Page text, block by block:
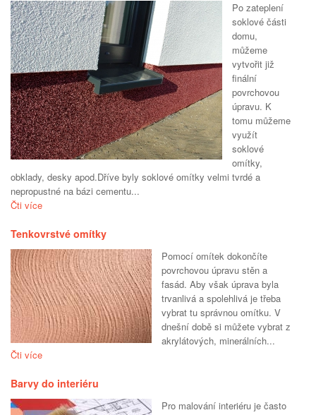
Po zateplení
soklové části
domu,
můžeme
vytvořit již
finální
povrchovou
úpravu. K
tomu můžeme
využít
soklové
omítky,
obklady, desky apod.Dříve byly soklové omítky velmi tvrdé a
nepropustné na bázi cementu...
Čti více
Tenkovrstvé omítky
Pomocí omítek dokončíte
povrchovou úpravu stěn a
fasád. Aby však úprava byla
trvanlivá a spolehlivá je třeba
vybrat tu správnou omítku. V
dnešní době si můžete vybrat z
akrylátových, minerálních...
Čti více
Barvy do interiéru
Pro malování interiéru je často